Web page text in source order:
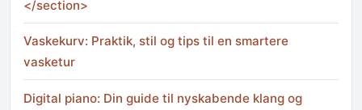
</section>
Vaskekurv: Praktik, stil og tips til en smartere
vasketur
Digital piano: Din guide til nyskabende klang og